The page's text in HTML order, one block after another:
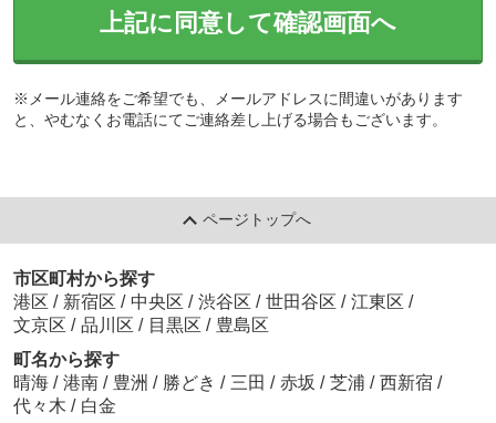
上記に同意して確認画面へ
※メール連絡をご希望でも、メールアドレスに間違いがあります
と、やむなくお電話にてご連絡差し上げる場合もございます。
ページトップへ
市区町村から探す
港区 / 新宿区 / 中央区 / 渋谷区 / 世田谷区 / 江東区 /
文京区 / 品川区 / 目黒区 / 豊島区
町名から探す
晴海 / 港南 / 豊洲 / 勝どき / 三田 / 赤坂 / 芝浦 / 西新宿 /
代々木 / 白金